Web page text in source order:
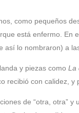
como pequeños
está enfermo. En
así lo nombraron) a
y piezas como La
recibió con calidez,
de “otra, otra”